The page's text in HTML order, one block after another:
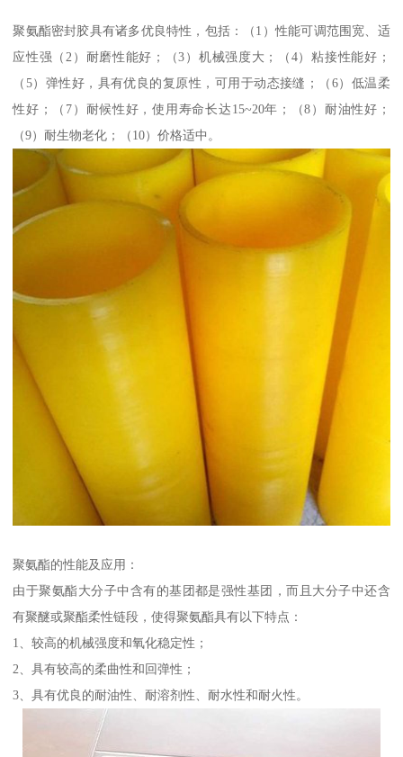
聚氨酯密封胶具有诸多优良特性，包括：（1）性能可调范围宽、适
应性强（2）耐磨性能好；（3）机械强度大；（4）粘接性能好；
（5）弹性好，具有优良的复原性，可用于动态接缝；（6）低温柔
性好；（7）耐候性好，使用寿命长达15~20年；（8）耐油性好；
（9）耐生物老化；（10）价格适中。
聚氨酯的性能及应用：
由于聚氨酯大分子中含有的基团都是强性基团，而且大分子中还含
有聚醚或聚酯柔性链段，使得聚氨酯具有以下特点：
1、较高的机械强度和氧化稳定性；
2、具有较高的柔曲性和回弹性；
3、具有优良的耐油性、耐溶剂性、耐水性和耐火性。